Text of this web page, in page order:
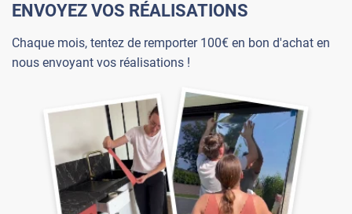
ENVOYEZ VOS RÉALISATIONS
Chaque mois, tentez de remporter 100€ en bon d'achat en
nous envoyant vos réalisations !